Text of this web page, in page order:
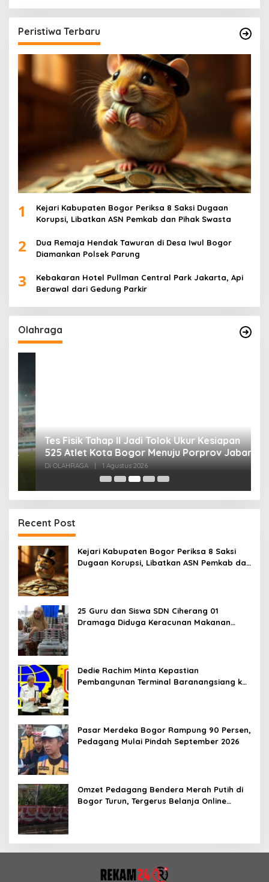
Peristiwa Terbaru
1
Kejari Kabupaten Bogor Periksa 8 Saksi Dugaan
Korupsi, Libatkan ASN Pemkab dan Pihak Swasta
2
Dua Remaja Hendak Tawuran di Desa Iwul Bogor
Diamankan Polsek Parung
3
Kebakaran Hotel Pullman Central Park Jakarta, Api
Berawal dari Gedung Parkir
Olahraga
Tes Fisik Tahap II Jadi Tolok Ukur Kesiapan
525 Atlet Kota Bogor Menuju Porprov Jabar
Di OLAHRAGA | 1 Agustus 2026
Recent Post
Kejari Kabupaten Bogor Periksa 8 Saksi
Dugaan Korupsi, Libatkan ASN Pemkab dan
25 Guru dan Siswa SDN Ciherang 01
Dramaga Diduga Keracunan Makanan
Dedie Rachim Minta Kepastian
Pembangunan Terminal Baranangsiang ke
Pasar Merdeka Bogor Rampung 90 Persen,
Pedagang Mulai Pindah September 2026
Omzet Pedagang Bendera Merah Putih di
Bogor Turun, Tergerus Belanja Online